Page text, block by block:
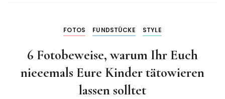
FOTOS FUNDSTÜCKE STYLE
6 Fotobeweise, warum Ihr Euch
nieeemals Eure Kinder tätowieren
lassen solltet